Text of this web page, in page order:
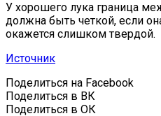
У хорошего лука граница
должна быть четкой, если
окажется слишком твердой.
Источник
Поделиться на Facebook
Поделиться в ВК
Поделиться в ОК